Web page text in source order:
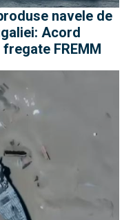
navele de
Acord
FREMM